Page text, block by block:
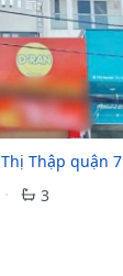
Thập quận 7
3